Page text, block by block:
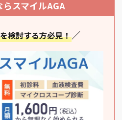
らスマイルAGA
を検討する方必見！ ／